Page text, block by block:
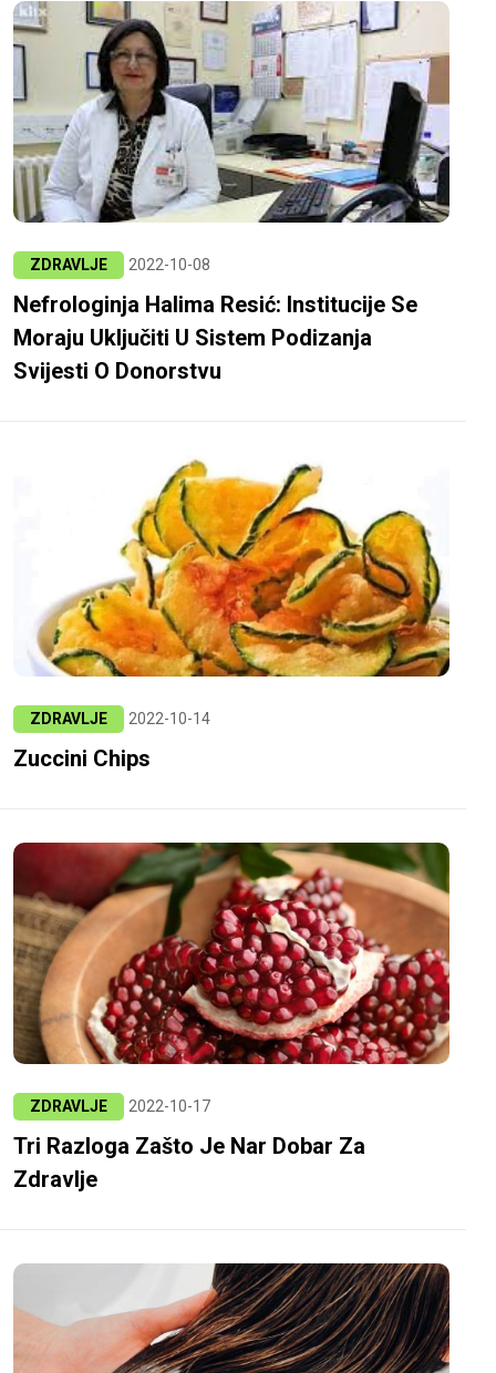
ZDRAVLJE 2022-10-08
Nefrologinja Halima Resić: Institucije Se
Moraju Uključiti U Sistem Podizanja
Svijesti O Donorstvu
ZDRAVLJE 2022-10-14
Zuccini Chips
ZDRAVLJE 2022-10-17
Tri Razloga Zašto Je Nar Dobar Za
Zdravlje